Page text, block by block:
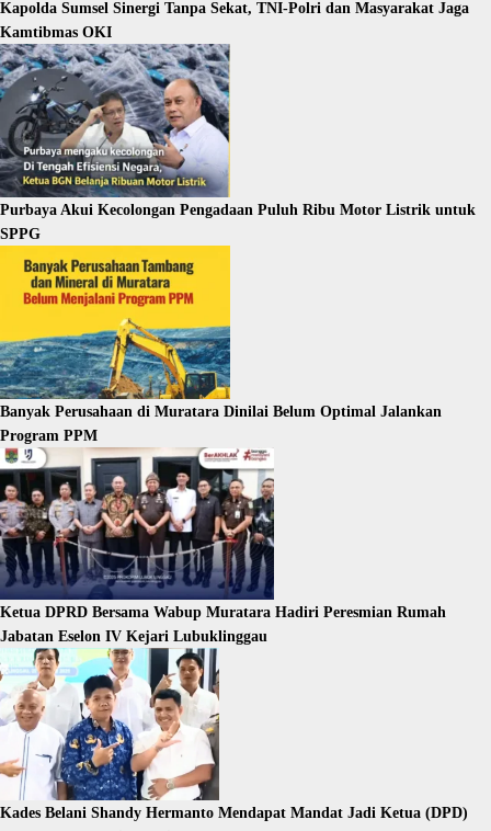
Kapolda Sumsel Sinergi Tanpa Sekat, TNI-Polri dan Masyarakat Jaga
Kamtibmas OKI
Purbaya Akui Kecolongan Pengadaan Puluh Ribu Motor Listrik untuk
SPPG
Banyak Perusahaan di Muratara Dinilai Belum Optimal Jalankan
Program PPM
Ketua DPRD Bersama Wabup Muratara Hadiri Peresmian Rumah
Jabatan Eselon IV Kejari Lubuklinggau
Kades Belani Shandy Hermanto Mendapat Mandat Jadi Ketua (DPD)